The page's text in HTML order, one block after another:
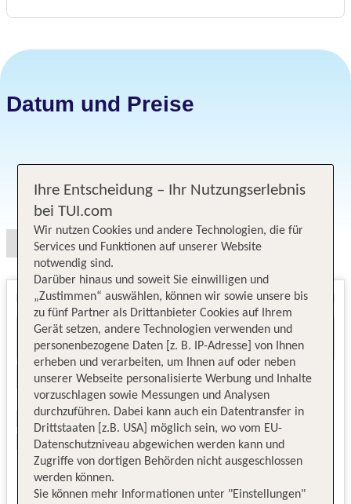
Datum und Preise
Angebotsauswahl
Ihre Entscheidung – Ihr Nutzungserlebnis
bei TUI.com
Wir nutzen Cookies und andere Technologien, die für
Services und Funktionen auf unserer Website
notwendig sind.
Darüber hinaus und soweit Sie einwilligen und
„Zustimmen“ auswählen, können wir sowie unsere bis
zu fünf Partner als Drittanbieter Cookies auf Ihrem
Gerät setzen, andere Technologien verwenden und
personenbezogene Daten [z. B. IP-Adresse] von Ihnen
erheben und verarbeiten, um Ihnen auf oder neben
unserer Webseite personalisierte Werbung und Inhalte
vorzuschlagen sowie Messungen und Analysen
durchzuführen. Dabei kann auch ein Datentransfer in
Drittstaaten [z.B. USA] möglich sein, wo vom EU-
Datenschutzniveau abgewichen werden kann und
Zugriffe von dortigen Behörden nicht ausgeschlossen
werden können.
Sie können mehr Informationen unter "Einstellungen"